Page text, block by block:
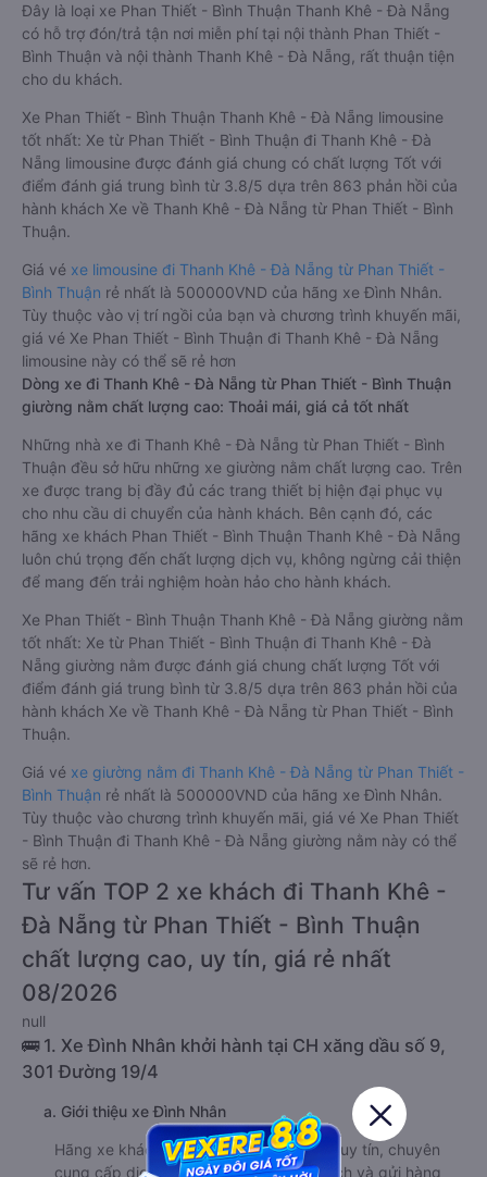
Đây là loại xe Phan Thiết - Bình Thuận Thanh Khê - Đà Nẵng
có hỗ trợ đón/trả tận nơi miễn phí tại nội thành Phan Thiết -
Bình Thuận và nội thành Thanh Khê - Đà Nẵng, rất thuận tiện
cho du khách.
Xe Phan Thiết - Bình Thuận Thanh Khê - Đà Nẵng limousine
tốt nhất: Xe từ Phan Thiết - Bình Thuận đi Thanh Khê - Đà
Nẵng limousine được đánh giá chung có chất lượng Tốt với
điểm đánh giá trung bình từ 3.8/5 dựa trên 863 phản hồi của
hành khách Xe về Thanh Khê - Đà Nẵng từ Phan Thiết - Bình
Thuận.
Giá vé xe limousine đi Thanh Khê - Đà Nẵng từ Phan Thiết -
Bình Thuận rẻ nhất là 500000VND của hãng xe Đình Nhân.
Tùy thuộc vào vị trí ngồi của bạn và chương trình khuyến mãi,
giá vé Xe Phan Thiết - Bình Thuận đi Thanh Khê - Đà Nẵng
limousine này có thể sẽ rẻ hơn
Dòng xe đi Thanh Khê - Đà Nẵng từ Phan Thiết - Bình Thuận
giường nằm chất lượng cao: Thoải mái, giá cả tốt nhất
Những nhà xe đi Thanh Khê - Đà Nẵng từ Phan Thiết - Bình
Thuận đều sở hữu những xe giường nằm chất lượng cao. Trên
xe được trang bị đầy đủ các trang thiết bị hiện đại phục vụ
cho nhu cầu di chuyển của hành khách. Bên cạnh đó, các
hãng xe khách Phan Thiết - Bình Thuận Thanh Khê - Đà Nẵng
luôn chú trọng đến chất lượng dịch vụ, không ngừng cải thiện
để mang đến trải nghiệm hoàn hảo cho hành khách.
Xe Phan Thiết - Bình Thuận Thanh Khê - Đà Nẵng giường nằm
tốt nhất: Xe từ Phan Thiết - Bình Thuận đi Thanh Khê - Đà
Nẵng giường nằm được đánh giá chung chất lượng Tốt với
điểm đánh giá trung bình từ 3.8/5 dựa trên 863 phản hồi của
hành khách Xe về Thanh Khê - Đà Nẵng từ Phan Thiết - Bình
Thuận.
Giá vé xe giường nằm đi Thanh Khê - Đà Nẵng từ Phan Thiết -
Bình Thuận rẻ nhất là 500000VND của hãng xe Đình Nhân.
Tùy thuộc vào chương trình khuyến mãi, giá vé Xe Phan Thiết
- Bình Thuận đi Thanh Khê - Đà Nẵng giường nằm này có thể
sẽ rẻ hơn.
Tư vấn TOP 2 xe khách đi Thanh Khê -
Đà Nẵng từ Phan Thiết - Bình Thuận
chất lượng cao, uy tín, giá rẻ nhất
08/2026
null
🚌 1. Xe Đình Nhân khởi hành tại CH xăng dầu số 9,
301 Đường 19/4
a. Giới thiệu xe Đình Nhân
Hãng xe khách Đình Nhân là một đơn vị uy tín, chuyên
cung cấp dịch vụ vận chuyển hành khách và gửi hàng